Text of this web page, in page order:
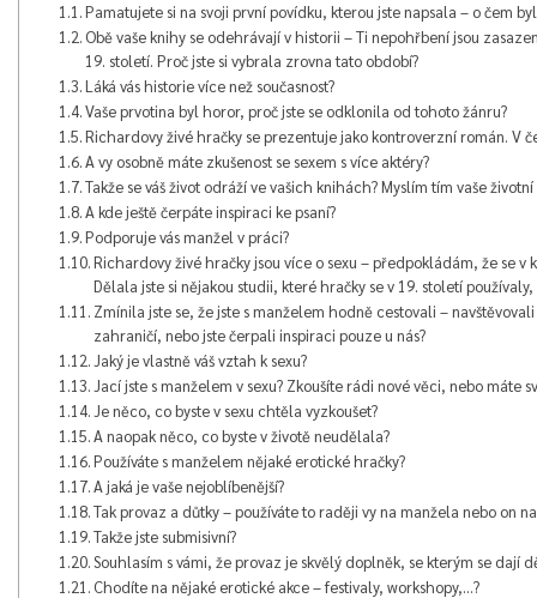
Pamatujete si na svoji první povídku, kterou jste napsala – o čem
Obě vaše knihy se odehrávají v historii – Ti nepohřbení jsou
19. století. Proč jste si vybrala zrovna tato období?
Láká vás historie více než současnost?
Vaše prvotina byl horor, proč jste se odklonila od tohoto žánru?
Richardovy živé hračky se prezentuje jako kontroverzní román. V
A vy osobně máte zkušenost se sexem s více aktéry?
Takže se váš život odráží ve vašich knihách? Myslím tím vaše
A kde ještě čerpáte inspiraci ke psaní?
Podporuje vás manžel v práci?
Richardovy živé hračky jsou více o sexu – předpokládám, že se v
Dělala jste si nějakou studii, které hračky se v 19. století
Zmínila jste se, že jste s manželem hodně cestovali –
zahraničí, nebo jste čerpali inspiraci pouze u nás?
Jaký je vlastně váš vztah k sexu?
Jací jste s manželem v sexu? Zkoušíte rádi nové věci, nebo máte
Je něco, co byste v sexu chtěla vyzkoušet?
A naopak něco, co byste v životě neudělala?
Používáte s manželem nějaké erotické hračky?
A jaká je vaše nejoblíbenější?
Tak provaz a důtky – používáte to raději vy na manžela nebo on na
Takže jste submisivní?
Souhlasím s vámi, že provaz je skvělý doplněk, se kterým se dají
Chodíte na nějaké erotické akce – festivaly, workshopy,…?